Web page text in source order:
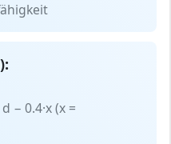
− 0.4·x (x =